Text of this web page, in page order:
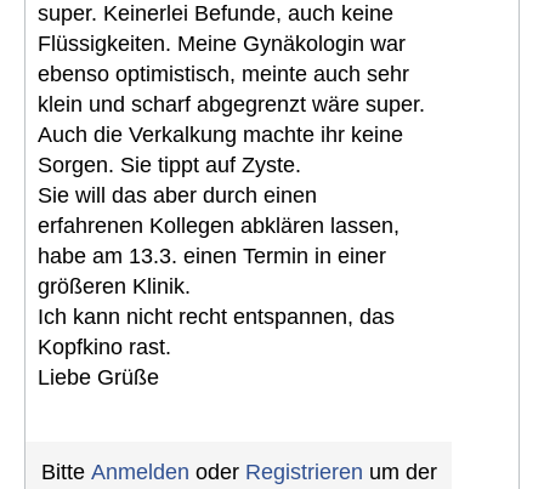
super. Keinerlei Befunde, auch keine
Flüssigkeiten. Meine Gynäkologin war
ebenso optimistisch, meinte auch sehr
klein und scharf abgegrenzt wäre super.
Auch die Verkalkung machte ihr keine
Sorgen. Sie tippt auf Zyste.
Sie will das aber durch einen
erfahrenen Kollegen abklären lassen,
habe am 13.3. einen Termin in einer
größeren Klinik.
Ich kann nicht recht entspannen, das
Kopfkino rast.
Liebe Grüße
Bitte Anmelden oder Registrieren um der